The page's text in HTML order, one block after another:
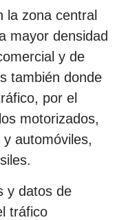
la zona central
mayor densidad
y de
también donde
por el
motorizados,
automóviles,
y datos de
tráfico